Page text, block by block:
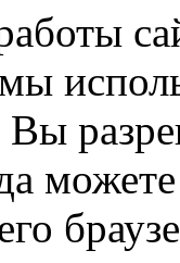
мы
Вы